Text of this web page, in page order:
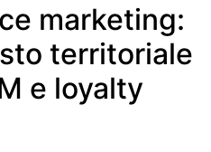
marketing:
territoriale
e loyalty